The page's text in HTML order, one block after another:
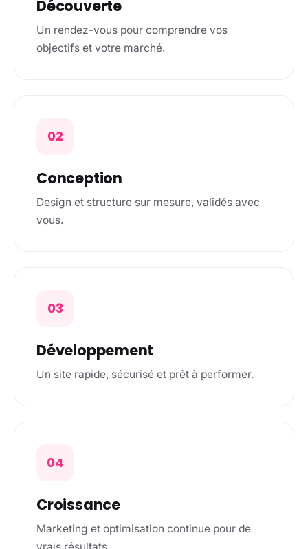
Découverte
Un rendez-vous pour comprendre vos
objectifs et votre marché.
02
Conception
Design et structure sur mesure, validés avec
vous.
03
Développement
Un site rapide, sécurisé et prêt à performer.
04
Croissance
Marketing et optimisation continue pour de